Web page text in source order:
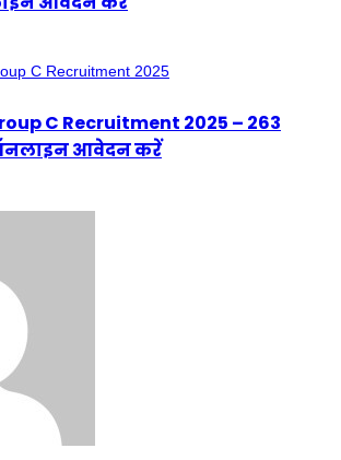
C Recruitment 2025 – 263
ऑनलाइन आवेदन करें